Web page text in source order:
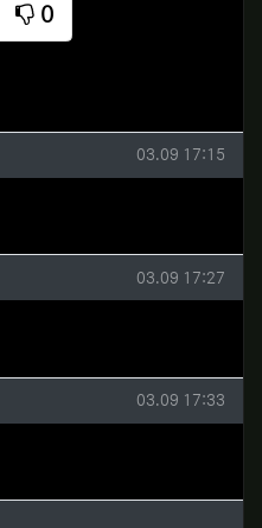
0
비추천
작성일
03.09 17:15
작성일
03.09 17:27
작성일
03.09 17:33